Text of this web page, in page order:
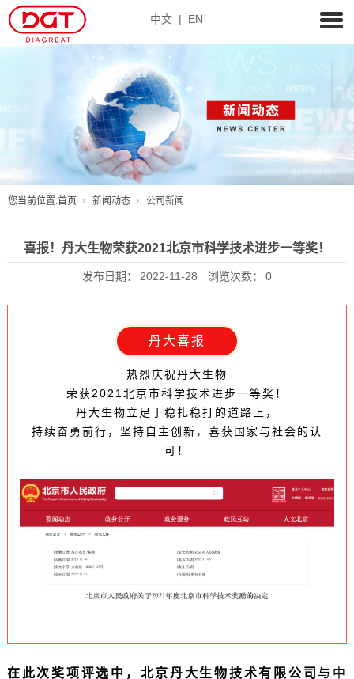
中文 | EN
您当前位置:首页 新闻动态 公司新闻
喜报！丹大生物荣获2021北京市科学技术进步一等奖！
发布日期： 2022-11-28 浏览次数： 0
丹大喜报
热烈庆祝丹大生物
荣获2021北京市科学技术进步一等奖！
丹大生物立足于稳扎稳打的道路上，
持续奋勇前行，坚持自主创新，喜获国家与社会的认
可！
在此次奖项评选中，北京丹大生物技术有限公司 与中